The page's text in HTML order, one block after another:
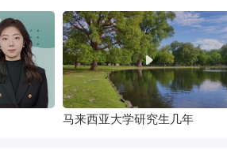
马来西亚大学研究生几年